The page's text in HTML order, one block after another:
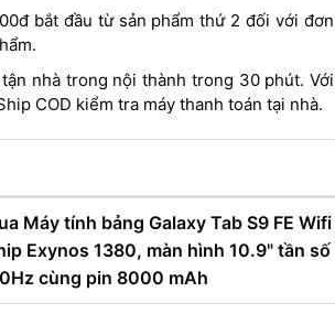
bắt đầu từ sản phẩm thứ 2 đối với đơn
nhà trong nội thành trong 30 phút. Với
COD kiểm tra máy thanh toán tại nhà.
Máy tính bảng Galaxy Tab S9 FE Wifi
Exynos 1380, màn hình 10.9" tần số
cùng pin 8000 mAh